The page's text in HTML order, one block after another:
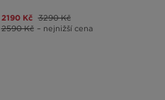
2190 Kč 3290 Kč
2590 Kč – nejnižší cena